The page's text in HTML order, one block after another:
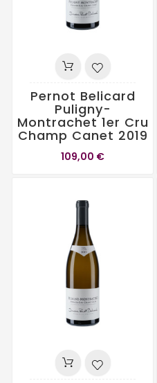
Pernot Belicard
Puligny-
Montrachet 1er Cru
Champ Canet 2019
109,00 €